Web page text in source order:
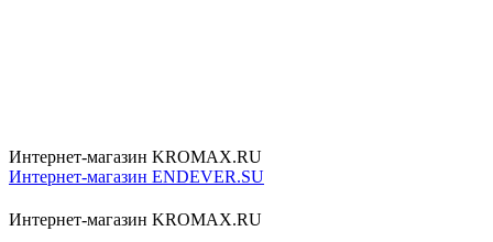
Интернет-магазин KROMAX.RU
Интернет-магазин ENDEVER.SU
Интернет-магазин KROMAX.RU